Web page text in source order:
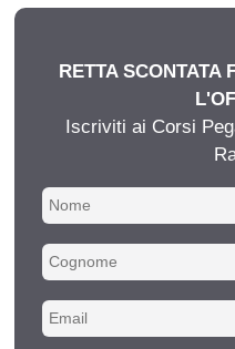
RETTA SCONTATA
Iscriviti ai Corsi